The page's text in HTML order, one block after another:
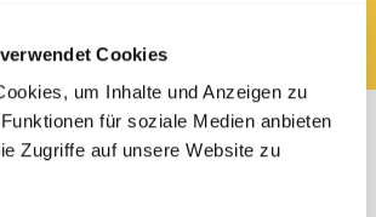
Cookies
um Inhalte und Anzeigen zu
für soziale Medien anbieten
Zugriffe auf unsere Website zu
da.
ihre Organisation per 1.
neu aus – das hat das